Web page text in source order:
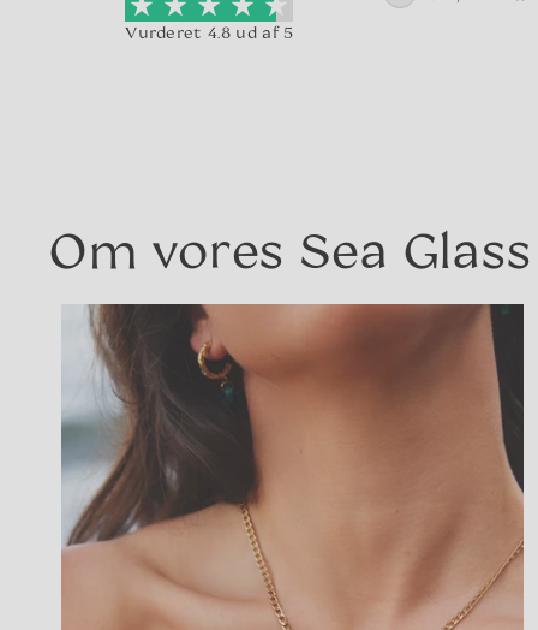
Vurderet 4.8 ud af 5
er et plus.
Laura Mikkelsen
Om vores Sea Glass